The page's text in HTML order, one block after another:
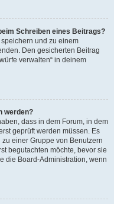
Schreiben eines Beitrags?
und zu einem
Den gesicherten Beitrag
verwalten“ in deinem
werden?
dass in dem Forum, in dem
geprüft werden müssen. Es
einer Gruppe von Benutzern
begutachten möchte, bevor sie
die Board-Administration, wenn